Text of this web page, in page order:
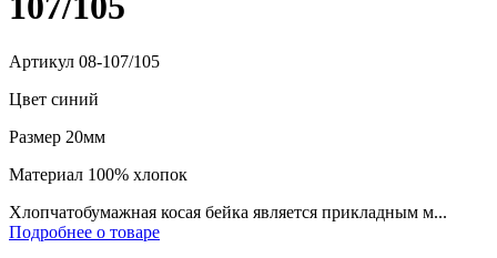
Артикул 08-107/105
Цвет синий
Размер 20мм
Материал 100% хлопок
Хлопчатобумажная косая бейка является прикладным м...
Подробнее о товаре